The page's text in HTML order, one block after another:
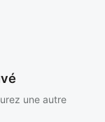
une autre